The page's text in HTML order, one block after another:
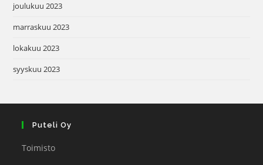
joulukuu 2023
marraskuu 2023
lokakuu 2023
syyskuu 2023
Puteli Oy
Toimisto